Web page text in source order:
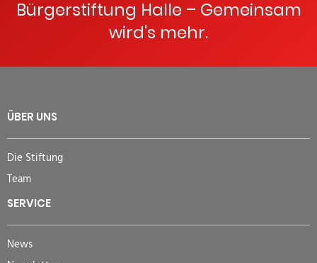
Bürgerstiftung Halle – Gemeinsam
wird's mehr.
ÜBER UNS
Die Stiftung
Team
SERVICE
News